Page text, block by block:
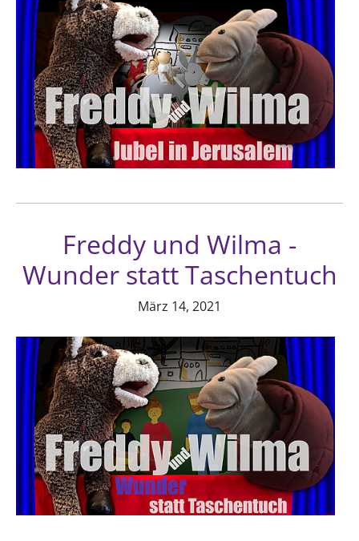
Freddy und Wilma -
Wunder statt Taschentuch
März 14, 2021